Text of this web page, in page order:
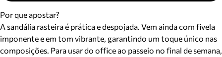
Por que apostar?
A sandália rasteira é prática e despojada. Vem ainda com fivela
imponente e em tom vibrante, garantindo um toque único nas
composições. Para usar do office ao passeio no final de semana,